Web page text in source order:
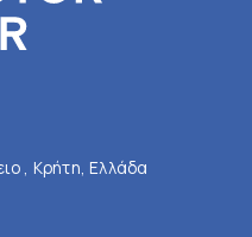
, Κρήτη, Ελλάδα